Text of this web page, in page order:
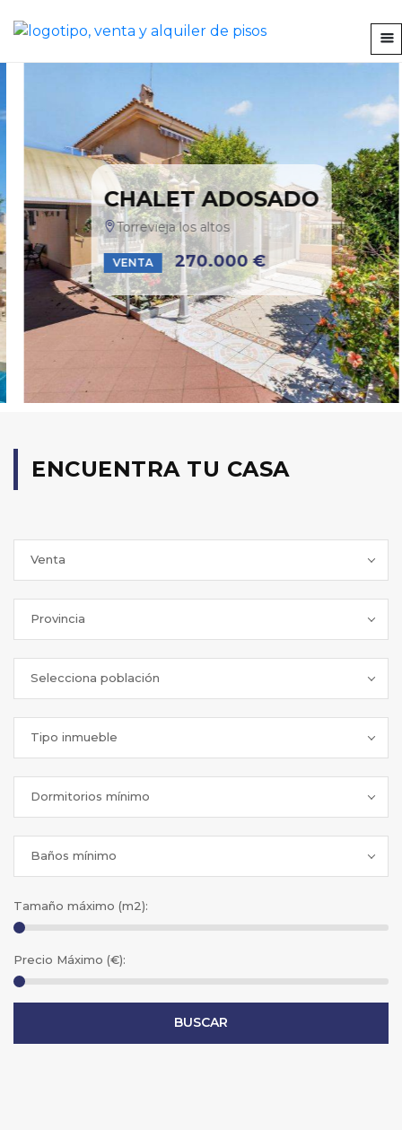
CHALET ADOSADO
Torrevieja los altos
VENTA 270.000 €
ENCUENTRA TU CASA
Venta
Provincia
Selecciona población
Tipo inmueble
Dormitorios mínimo
Baños mínimo
Tamaño máximo (m2):
Precio Máximo (€):